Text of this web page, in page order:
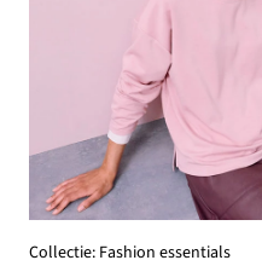
Collectie: Fashion essentials